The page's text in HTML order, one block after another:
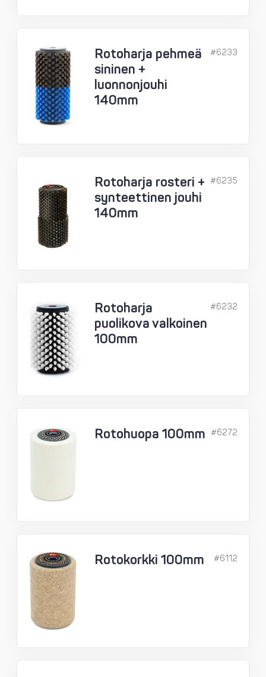
Rotoharja pehmeä
sininen +
luonnonjouhi
140mm
#6233
Rotoharja rosteri +
synteettinen jouhi
140mm
#6235
Rotoharja
puolikova valkoinen
100mm
#6232
Rotohuopa 100mm #6272
Rotokorkki 100mm #6112